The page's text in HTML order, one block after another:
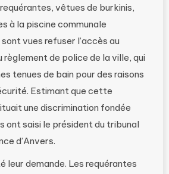
vêtues de burkinis,
à la piscine communale
sont vues refuser l’accès au
règlement de police de la ville, qui
tenues de bain pour des raisons
Estimant que cette
une discrimination fondée
ont saisi le président du tribunal
d’Anvers.
leur demande. Les requérantes